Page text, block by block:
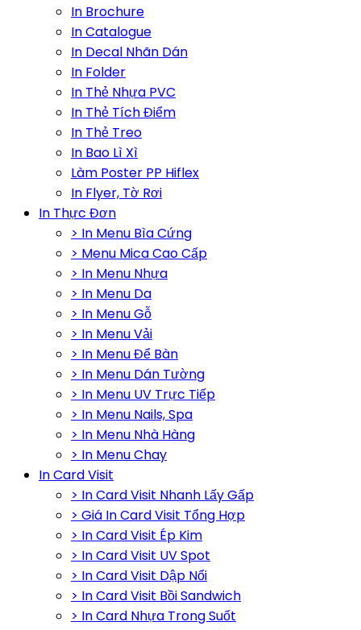
In Brochure
In Catalogue
In Decal Nhãn Dán
In Folder
In Thẻ Nhựa PVC
In Thẻ Tích Điểm
In Thẻ Treo
In Bao Lì Xì
Làm Poster PP Hiflex
In Flyer, Tờ Rơi
In Thực Đơn
> In Menu Bìa Cứng
> Menu Mica Cao Cấp
> In Menu Nhựa
> In Menu Da
> In Menu Gỗ
> In Menu Vải
> In Menu Để Bàn
> In Menu Dán Tường
> In Menu UV Trực Tiếp
> In Menu Nails, Spa
> In Menu Nhà Hàng
> In Menu Chay
In Card Visit
> In Card Visit Nhanh Lấy Gấp
> Giá In Card Visit Tổng Hợp
> In Card Visit Ép Kim
> In Card Visit UV Spot
> In Card Visit Dập Nổi
> In Card Visit Bồi Sandwich
> In Card Nhựa Trong Suốt